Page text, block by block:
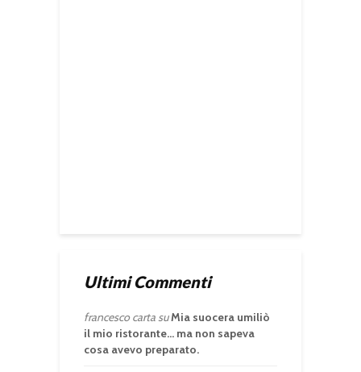
Ultimi Commenti
francesco cartasuMia suocera umiliò
il mio ristorante… ma non sapeva
cosa avevo preparato.